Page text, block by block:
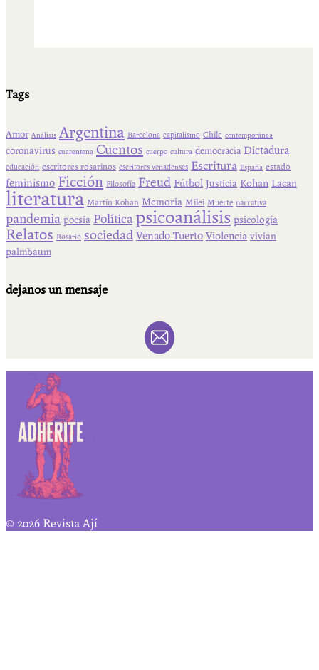
Tags
Amor Análisis Argentina Barcelona capitalismo Chile contemporánea
coronavirus cuarentena Cuentos cuerpo cultura democracia Dictadura
educación escritores rosarinos escritores venadenses Escritura España estado
feminismo Ficción Filosofía Freud Fútbol Justicia Kohan Lacan
literatura Martín Kohan Memoria Milei Muerte narrativa
pandemia poesía Política psicoanálisis psicología
Relatos Rosario sociedad Venado Tuerto Violencia vivian
palmbaum
dejanos un mensaje
© 2026 Revista Ají